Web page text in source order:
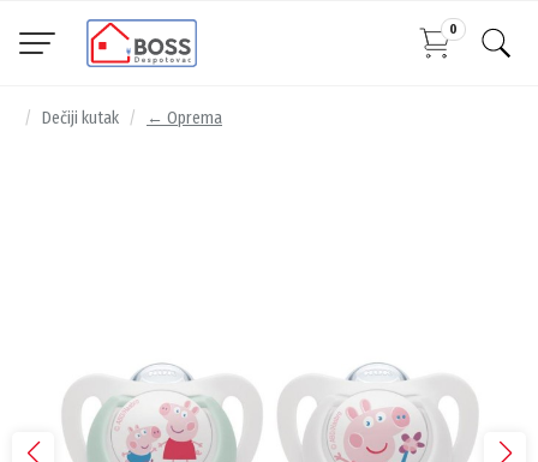
0
Dečiji kutak ← Oprema